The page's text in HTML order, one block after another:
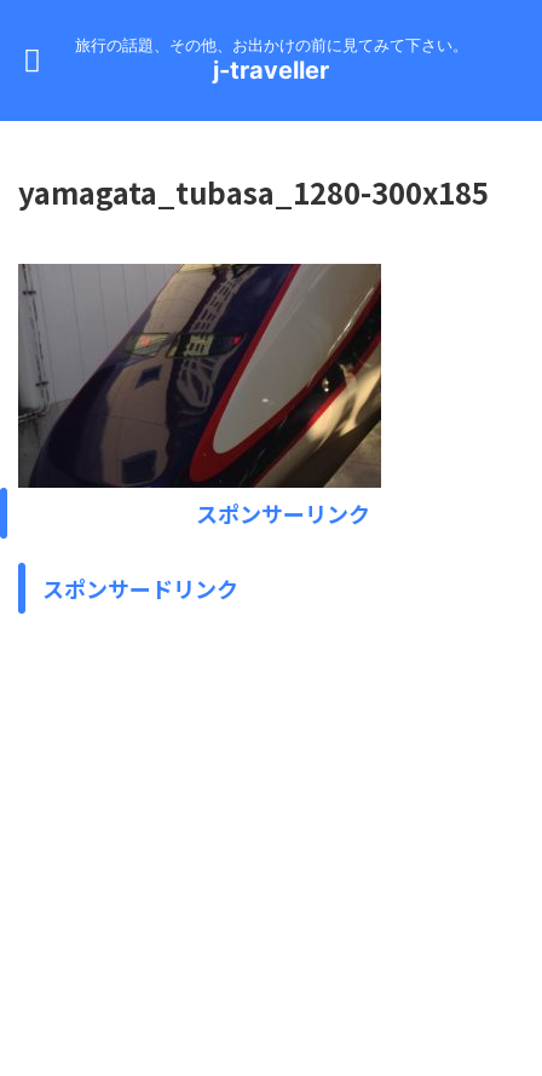
旅行の話題、その他、お出かけの前に見てみて下さい。
j-traveller
yamagata_tubasa_1280-300x185
スポンサーリンク
スポンサードリンク